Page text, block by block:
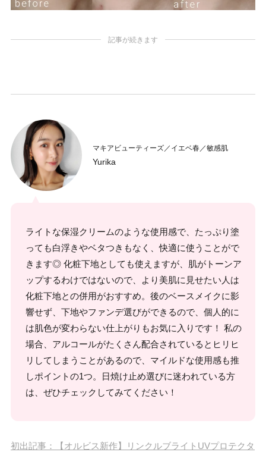
記事が続きます
マキアビューティーズ／イエベ春／敏感肌
Yurika
ライトな保湿クリームのような使用感で、たっぷり塗
っても白浮きやベタつきもなく、快適に使うことがで
きます◎ 化粧下地としても使えますが、肌がトーンア
ップするわけではないので、より美肌に見せたい人は
化粧下地との併用がおすすめ。後のベースメイクに影
響せず、下地やファンデ選びができるので、個人的に
は肌色が変わらない仕上がりもお気に入りです！ 私の
場合、アルコールがたくさん配合されているとヒリヒ
リしてしまうことがあるので、マイルドな使用感も推
しポイントの1つ。日焼け止め選びに迷われている方
は、ぜひチェックしてみてください！
初出記事：【オルビス新作】リンクルブライトUVプロテクタ